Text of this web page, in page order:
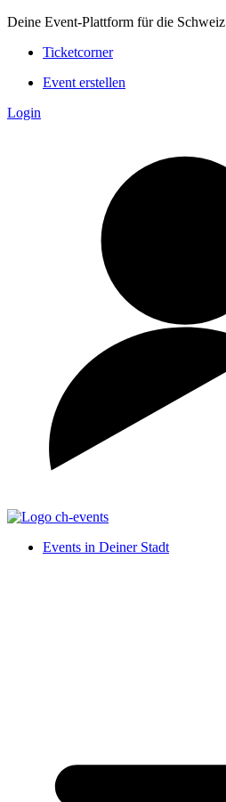
Deine Event-Plattform für die Schweiz
Ticketcorner
Event erstellen
Login
Events in Deiner Stadt